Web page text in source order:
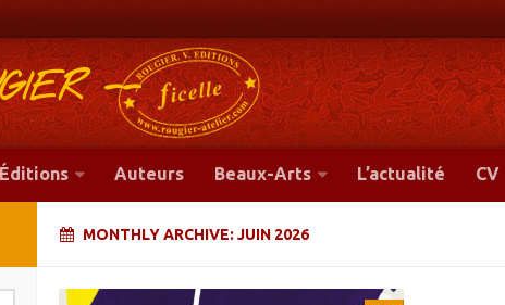
--
Éditions Auteurs Beaux-Arts L’actualité CV
MONTHLY ARCHIVE: JUIN 2026